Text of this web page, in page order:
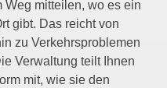
Weg mitteilen, wo es ein
gibt. Das reicht von
zu Verkehrsproblemen
Verwaltung teilt Ihnen
mit, wie sie den